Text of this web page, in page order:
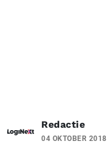
Redactie
04 OKTOBER 2018